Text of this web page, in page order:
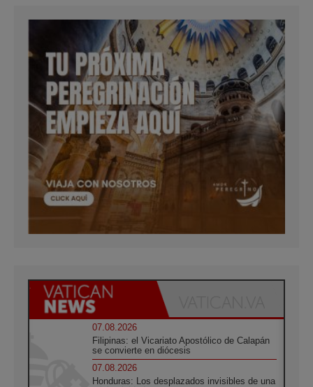
07.08.2026
Filipinas: el Vicariato Apostólico de Calapán
se convierte en diócesis
07.08.2026
Honduras: Los desplazados invisibles de una